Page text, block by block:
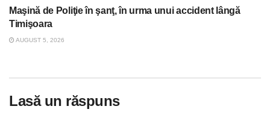
Maşină de Poliţie în şanţ, în urma unui accident lângă
Timişoara
AUGUST 5, 2026
Lasă un răspuns